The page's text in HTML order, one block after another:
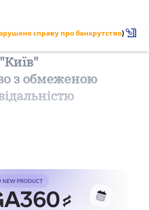
справу про банкрутство)
"Київ"
з обмеженою